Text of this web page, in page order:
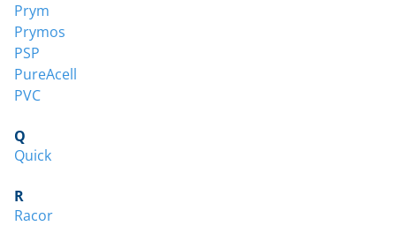
Prym
Prymos
PSP
PureAcell
PVC
Q
Quick
R
Racor